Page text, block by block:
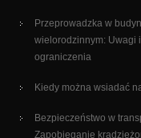
Przeprowadzka w
wielorodzinnym: Uwagi i
ograniczenia
Kiedy można wsiadać
Bezpieczeństwo w
Zapobieganie